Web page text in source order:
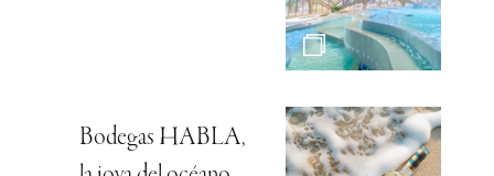
Bodegas HABLA,